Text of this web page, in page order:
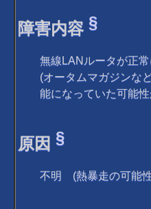
障害内容§
無線LANルータが正
(オータムマガジンな
能になっていた可能
原因§
不明 (熱暴走の可能